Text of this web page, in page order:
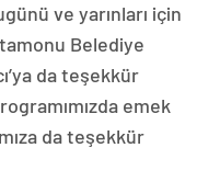
ve yarınları için
Belediye
da teşekkür
emek
da teşekkür